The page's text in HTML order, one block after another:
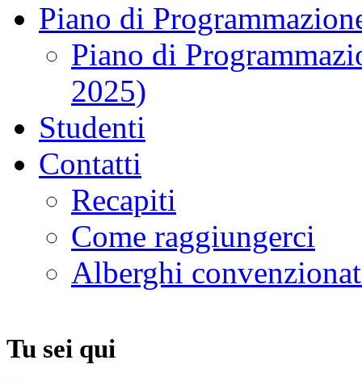
Piano di
Piano di
2025)
Studenti
Contatti
Recapiti
Come raggiungerci
Alberghi
Tu sei qui